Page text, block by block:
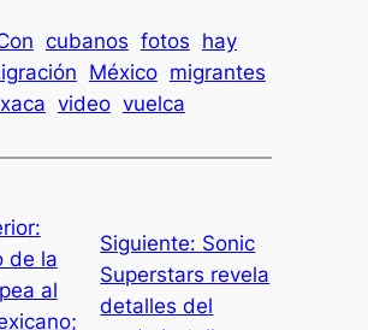
cubanos fotos hay
México migrantes
video vuelca
de la
al
Siguiente: Sonic
Superstars revela
detalles del